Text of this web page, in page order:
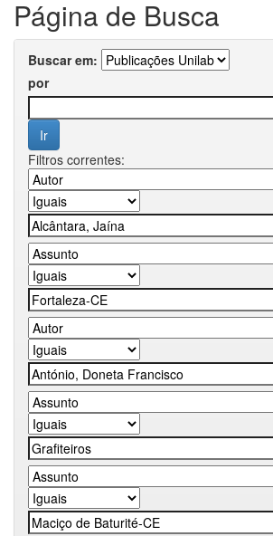
Página de Busca
Buscar em:
por
Filtros correntes: